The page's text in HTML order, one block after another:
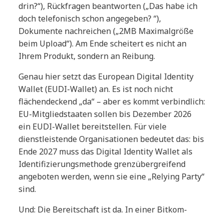
drin?“), Rückfragen beantworten („Das habe ich
doch telefonisch schon angegeben? “),
Dokumente nachreichen („2MB Maximalgröße
beim Upload“). Am Ende scheitert es nicht an
Ihrem Produkt, sondern an Reibung.
Genau hier setzt das European Digital Identity
Wallet (EUDI-Wallet) an. Es ist noch nicht
flächendeckend „da“ – aber es kommt verbindlich:
EU-Mitgliedstaaten sollen bis Dezember 2026
ein EUDI-Wallet bereitstellen. Für viele
dienstleistende Organisationen bedeutet das: bis
Ende 2027 muss das Digital Identity Wallet als
Identifizierungsmethode grenzübergreifend
angeboten werden, wenn sie eine „Relying Party“
sind.
Und: Die Bereitschaft ist da. In einer Bitkom-